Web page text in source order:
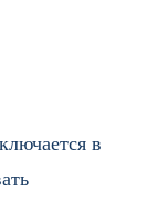
в